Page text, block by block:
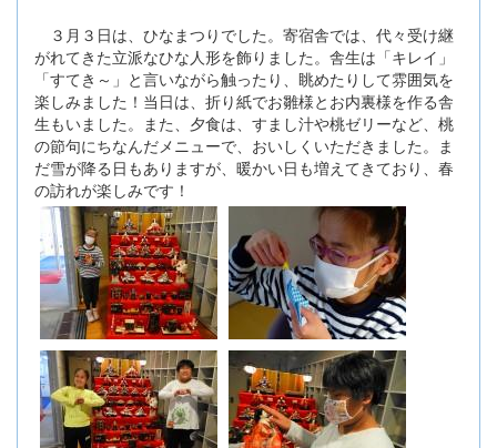
３月３日は、ひなまつりでした。寄宿舎では、代々受け継
がれてきた立派なひな人形を飾りました。舎生は「キレイ」
「すてき～」と言いながら触ったり、眺めたりして雰囲気を
楽しみました！当日は、折り紙でお雛様とお内裏様を作る舎
生もいました。また、夕食は、すまし汁や桃ゼリーなど、桃
の節句にちなんだメニューで、おいしくいただきました。ま
だ雪が降る日もありますが、暖かい日も増えてきており、春
の訪れが楽しみです！